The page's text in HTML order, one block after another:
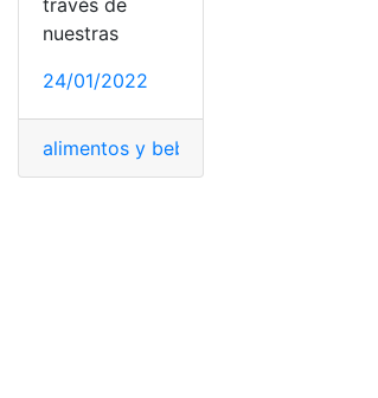
través de
nuestras
24/01/2022
alimentos y bebidas